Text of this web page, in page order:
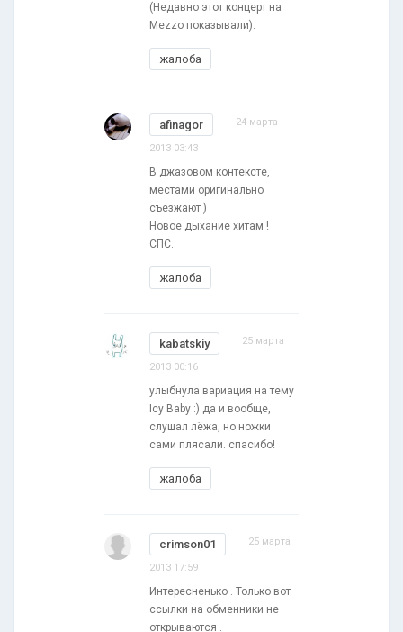
(Недавно этот концерт на
Mezzo показывали).
жалоба
afinagor 24 марта
2013 03:43
В джазовом контексте,
местами оригинально
съезжают )
Новое дыхание хитам !
СПС.
жалоба
kabatskiy 25 марта
2013 00:16
улыбнула вариация на тему
Icу Baby :) да и вообще,
слушал лёжа, но ножки
сами плясали. спасибо!
жалоба
crimson01 25 марта
2013 17:59
Интересненько . Только вот
ссылки на обменники не
открываются .